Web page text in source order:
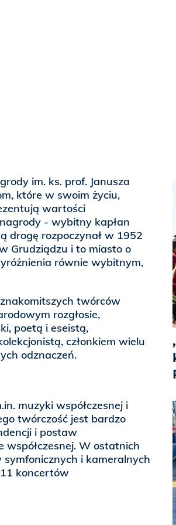
im. ks. prof. Janusza
które w swoim życiu,
wartości
- wybitny kapłan
drogę rozpoczynał w 1952
Grudziądzu i to miasto o
równie wybitnym,
twórców
rozgłosie,
poetą i eseistą,
członkiem wielu
odznaczeń.
muzyki współczesnej i
twórczość jest bardzo
i postaw
W ostatnich
i kameralnych
koncertów